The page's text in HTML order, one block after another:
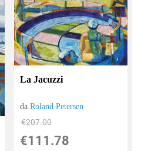
La Jacuzzi
daRoland Petersen
€207.00
€111.78